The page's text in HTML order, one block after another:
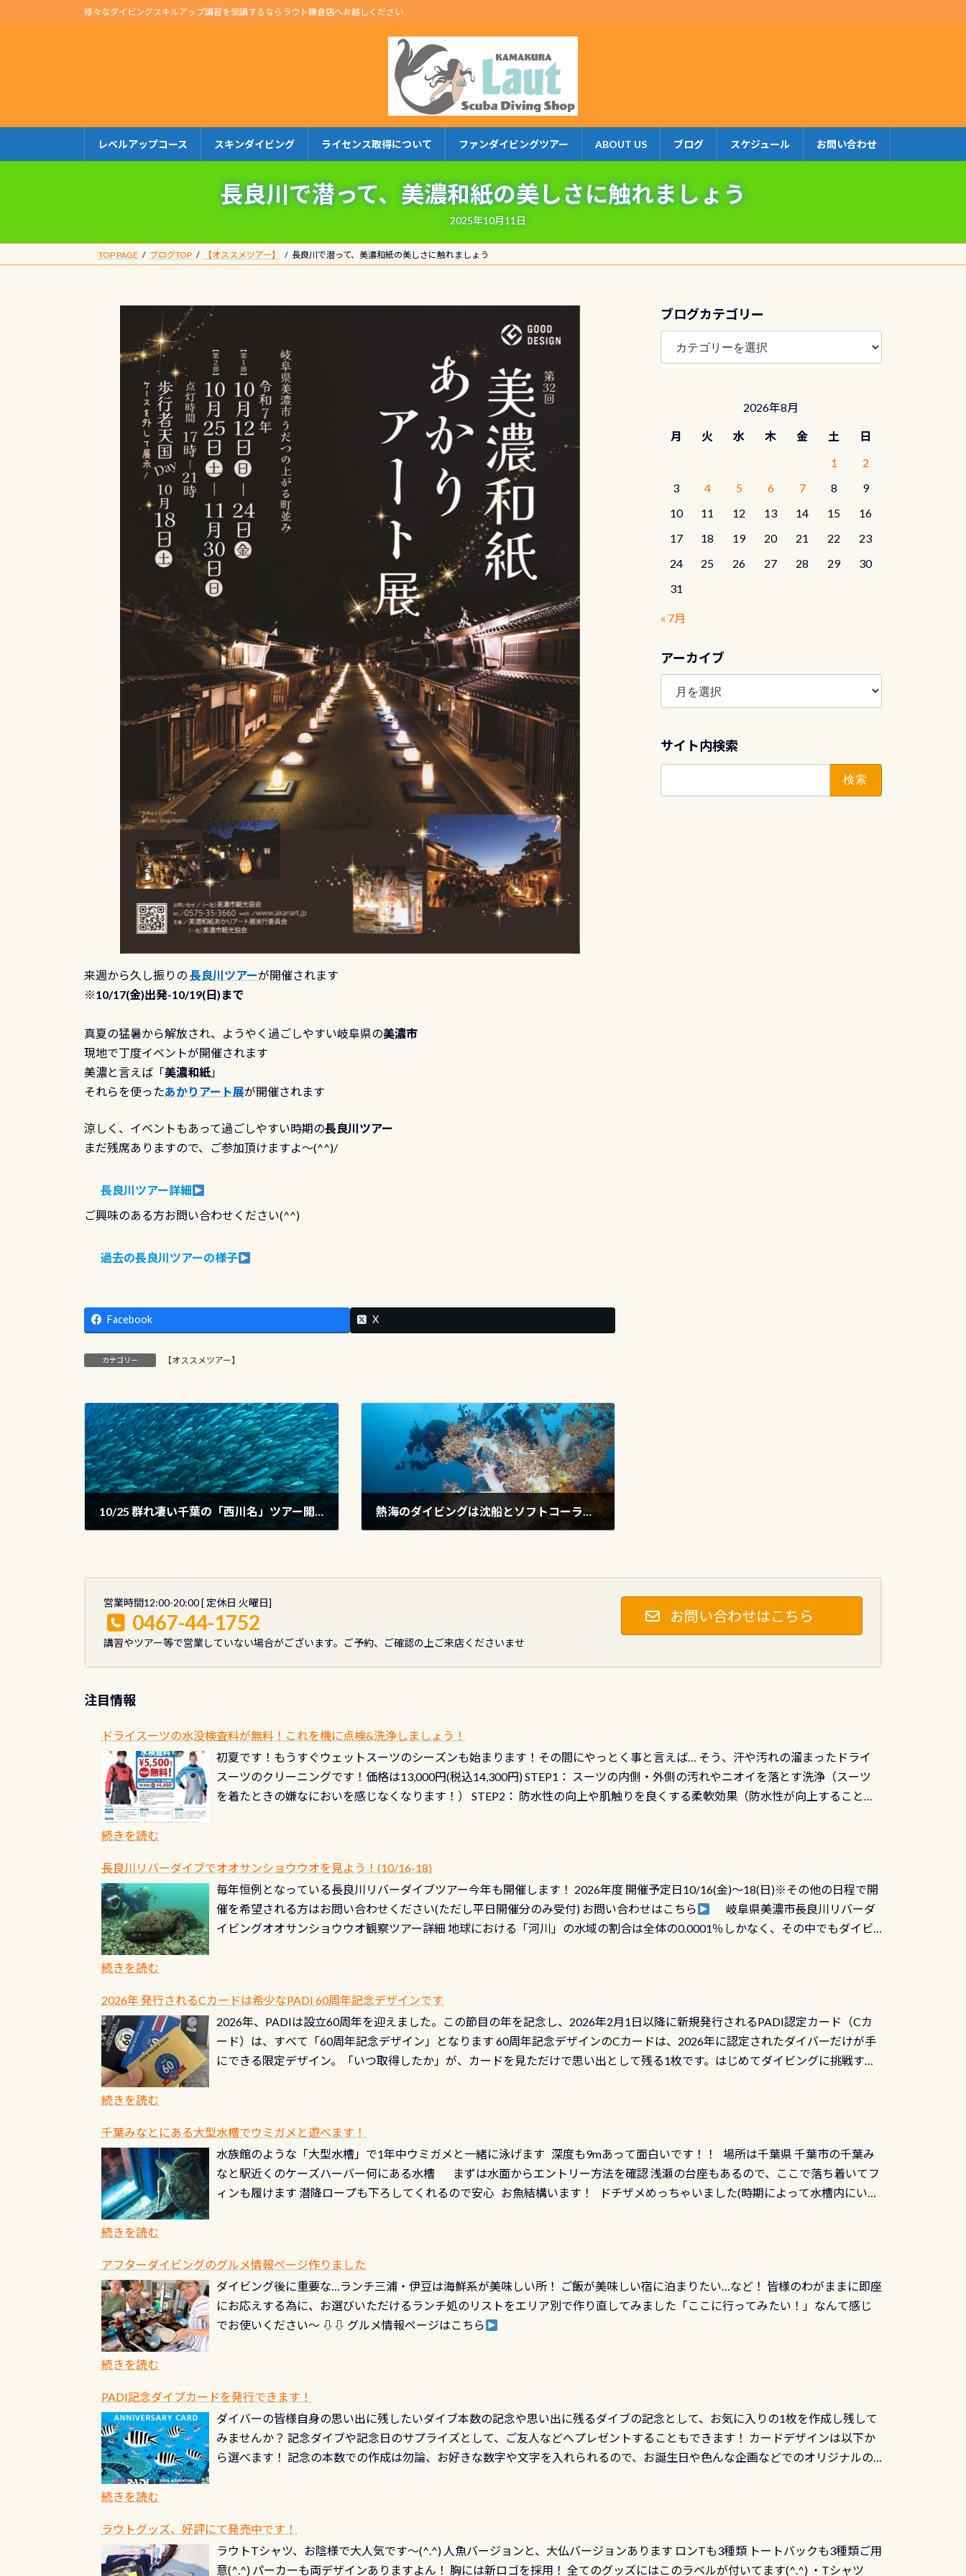
ン
キ
プ
ビ
に
動
様々なダイビングスキルアップ講習を受講するならラウト鎌倉店へお越しください
レベルアップコース スキンダイビング ライセンス取得について ファンダイビングツアー ABOUT US ブログ スケジュール お問い合わせ
長良川で潜って、美濃和紙の美しさに触れましょう
2025年10月11日
TOP PAGE ブログTOP 【オススメツアー】 長良川で潜って、美濃和紙の美しさに触れましょう
来週から久し振りの 長良川ツアーが開催されます
※10/17(金)出発-10/19(日)まで
真夏の猛暑から解放され、ようやく過ごしやすい岐阜県の美濃市
現地で丁度イベントが開催されます
美濃と言えば「美濃和紙 」
それらを使ったあかりアート展が開催されます
涼しく、イベントもあって過ごしやすい時期の長良川ツアー
まだ残席ありますので、ご参加頂けますよ～(^^)/
長良川ツアー詳細
ご興味のある方お問い合わせください(^^)
過去の長良川ツアーの様子
Facebook X
カテゴリー 【オススメツアー】
10/25 群れ凄い千葉の「西川名」ツアー開催 熱海のダイビングは沈船とソフトコーラルが楽しいです！
ブログカテゴリー
ブ
グ
2026年8月
月 火 水 木 金 土
日
1
2
3
4 5 6 7 8
9
10
11 12 13 14 15
16
17
18 19 20 21 22
23
24
25 26 27 28 29
30
31
« 7月
アーカイブ
ア
カ
ブ
サイト内検索
営業時間12:00-20:00 [ 定休日 火曜日]
0467-44-1752
講習やツアー等で営業していない場合がございます。ご予約、ご確認の上ご来店くださいませ
お問い合わせはこちら
注目情報
ドライスーツの水没検査料が無料！これを機に点検&洗浄しましょう！
初夏です！もうすぐウェットスーツのシーズンも始まります！その間にやっとく事と言えば… そう、汗や汚れの溜まったドライ
スーツのクリーニングです！価格は13,000円(税込14,300円) STEP1： スーツの内側・外側の汚れやニオイを落とす洗浄（スーツ
を着たときの嫌なにおいを感じなくなります！） STEP2： 防水性の向上や肌触りを良くする柔軟効果（防水性が向上することで
ル(穴)がないか確認冬になり、使い始めてから水漏れする…ってのは避けましょう！実際水につけて水検査して調べます ●給気バ
ルブのオーバーホール排気バルブは、ドライスーツクリーニングの際に行うのですが、空気を送り込む「給気バルブ」のオーバ
ーホールも非常に大切です BCDで言うと給気ボタンの点検と一緒な訳ですから、ボタンが潮噛みしてドライスーツに空気が入り
過ぎて急浮上…なんて事がないようにしっかり点検しましょう！まだした事がない方はこれを機会に是非やってください！！ ●
点検をする度に1行目の「水漏れ検査代」が5,500円掛かります そこで下記のキャンペーンを利用してみてはどうでしょうか？
8/31までの間に、ドライスーツの点検・オーバーホールを出して頂いた方は、上記の水検査料5,500円がなんと無料になります！
ドライスーツクリーニングだけでも出そうと思ってる方は、セットでこの水検査も出しましょう！そし続きを読む
続きを読む
長良川リバーダイブでオオサンショウウオを見よう！(10/16-18)
毎年恒例となっている長良川リバーダイブツアー今年も開催します！ 2026年度 開催予定日10/16(金)～18(日)※その他の日程で開
催を希望される方はお問い合わせください(ただし平日開催分のみ受付) お問い合わせはこちら
岐阜県美濃市長良川リバーダ
イビングオオサンショウウオ観察ツアー詳細 地球における「河川」の水域の割合は全体の0.0001％しかなく、その中でもダイビ
ませ 6月から10月の間で開催しております 長良川ってどんな川？ 長良川は日本三大清流(四万十川、柿田川)の１つに数えられ
る清流（水質汚染の少ない、または無い川のこと）で岐阜県の郡上市に始まり、美濃を経て伊勢湾に流れます1985年には環境省
の「名水100選」にまた2001年には「日本の水浴場88選」に全国で唯一河川で選ばれた清流です川にしては珍しく、水深が深い
ところでは12mほどあり十分ダイビングを楽しむことが出来ます 川原からのエントリーエキジットは正に大自然の中でのダイビ
ダウンカレントが発生している箇所などもあり、なかなか海では見られない光景です 透明度の良い川を数百メートルドリフトす
る(流される)のは快感です！ 特別天然記念物「オオサンショウウオ」が見れる 長良川ダイビング最大の見どころがこの特別天然
記念物の「オオサンショウウオ」です 大きなものでは体長1mを超える世界最大の両生類です個体数が少なくかなり貴重な生物で
すが、ここ長良川ではかなりの確立で見ることが出来ます特別天然記念物と言えば他には「 続きを読む
続きを読む
2026年 発行されるCカードは希少なPADI 60周年記念デザインです
2026年、PADIは設立60周年を迎えました。この節目の年を記念し、2026年2月1日以降に新規発行されるPADI認定カード（Cカ
ード）は、すべて「60周年記念デザイン」となります 60周年記念デザインのCカードは、2026年に認定されたダイバーだけが手
にできる限定デザイン。「いつ取得したか」が、カードを見ただけで思い出として残る1枚です。はじめてダイビングに挑戦する
終営業日までの発行分 【注意事項】※ PADI Freediver、Mermaid、EFR、TECなど特別プログラムの専用カードが発行されるもの
やオリジナルカード対象のディスティンクティブ・スペシャルティ、AWAREデザインカードを申し込みの方は対象外となりま
す。 ※ 2026年12月の認定でも、2027年1月以降に発行されるカードは通常デザインとなります ダイビングは、始めた「年」も
思い出になる ダイビングを始めるきっかけは人それぞれ。でも、「いつ始めたか」は、あとから振り返ると大切な思い出になり
も、ワクワクが続く60周年限定企画です。コースを修了されたら、ぜひ参加してみてくださいね 毎月60名様、年間720名様に
PADIグッズが当たるチャンス 受講したPADIダイブセンター／リゾートが用意したオリジナル景品が当たることも！ PADIデジタ
ルくじに参加する
続きを読む
千葉みなとにある大型水槽でウミガメと遊べます！
水族館のような「大型水槽」で1年中ウミガメと一緒に泳げます 深度も9mあって面白いです！！ 場所は千葉県 千葉市の千葉み
なと駅近くのケーズハーバー何にある水槽 まずは水面からエントリー方法を確認 浅瀬の台座もあるので、ここで落ち着いてフ
ィンも履けます 潜降ロープも下ろしてくれるので安心 お魚結構います！ ドチザメめっちゃいました(時期によって水槽内にいる
楽しみ頂けます 反対側の窓からも見ることが出来るので、付き添いの方とも記念撮影も出来ますよ スキンダイビングでも参加
できます！ かなり楽しめます是非ご参加ください！ 写真撮影の練習や、4時間たっぷり利用出来るので、普通に中性浮力の練習
にもなりますヨ 料金等、詳しくは 詳細はこちら
続きを読む
アフターダイビングのグルメ情報ページ作りました
ダイビング後に重要な…ランチ三浦・伊豆は海鮮系が美味しい所！ ご飯が美味しい宿に泊まりたい…など！ 皆様のわがままに即座
にお応えする為に、お選びいただけるランチ処のリストをエリア別で作り直してみました「ここに行ってみたい！」なんて感じ
でお使いください～ ⇩⇩ グルメ情報ページはこちら
続きを読む
PADI記念ダイブカードを発行できます！
ダイバーの皆様自身の思い出に残したいダイブ本数の記念や思い出に残るダイブの記念として、お気に入りの1枚を作成し残して
みませんか？ 記念ダイブや記念日のサプライズとして、ご友人などへプレゼントすることもできます！ カードデザインは以下か
ら選べます！ 記念の本数での作成は勿論、お好きな数字や文字を入れられるので、お誕生日や色んな企画などでのオリジナルの
続きを読む
ラウトグッズ、好評にて発売中です！
ラウトTシャツ、お陰様で大人気です～(^.^) 人魚バージョンと、大仏バージョンあります ロンTも3種類 トートバックも3種類ご用
意(^.^) パーカーも両デザインありますよん！ 胸には新ロゴを採用！ 全てのグッズにはこのラベルが付いてます(^.^) ・Tシャツ